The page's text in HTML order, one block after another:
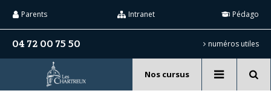
contenu.
|
personnels
Nos cursus
04 72 00 75 50 numéros utiles
Parents Intranet Pédago